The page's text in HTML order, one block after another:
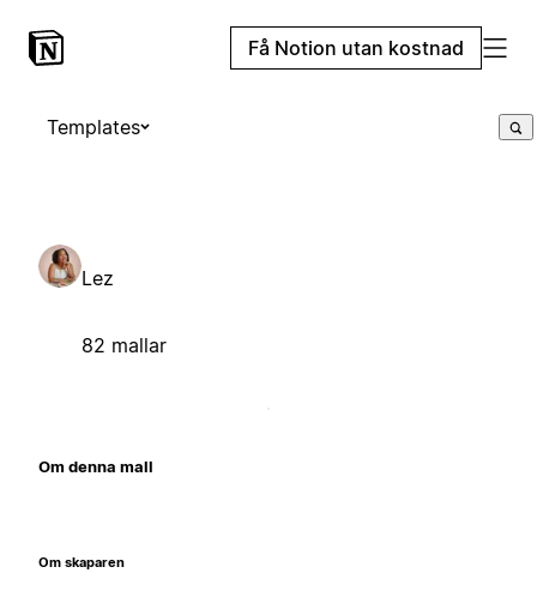
Få Notion utan kostnad
Templates
Lez
82 mallar
Om denna mall
Om skaparen